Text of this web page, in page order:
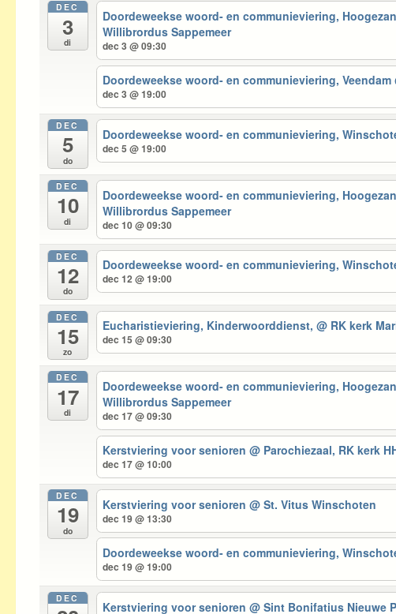
DEC
3
di
Doordeweekse woord- en communieviering,
Willibrordus Sappemeer
dec 3 @ 09:30
Doordeweekse woord- en communieviering, Veendam
dec 3 @ 19:00
DEC
5
do
Doordeweekse woord- en communieviering,
dec 5 @ 19:00
DEC
10
di
Doordeweekse woord- en communieviering,
Willibrordus Sappemeer
dec 10 @ 09:30
DEC
12
do
Doordeweekse woord- en communieviering,
dec 12 @ 19:00
DEC
15
zo
Eucharistieviering, Kinderwoorddienst,@ RK kerk
dec 15 @ 09:30
DEC
17
di
Doordeweekse woord- en communieviering,
Willibrordus Sappemeer
dec 17 @ 09:30
Kerstviering voor senioren@ Parochiezaal, RK kerk
dec 17 @ 10:00
DEC
19
do
Kerstviering voor senioren@ St. Vitus Winschoten
dec 19 @ 13:30
Doordeweekse woord- en communieviering,
dec 19 @ 19:00
DEC
Kerstviering voor senioren@ Sint Bonifatius Nieuwe